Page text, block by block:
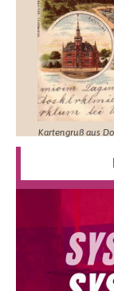
Kartengruß aus